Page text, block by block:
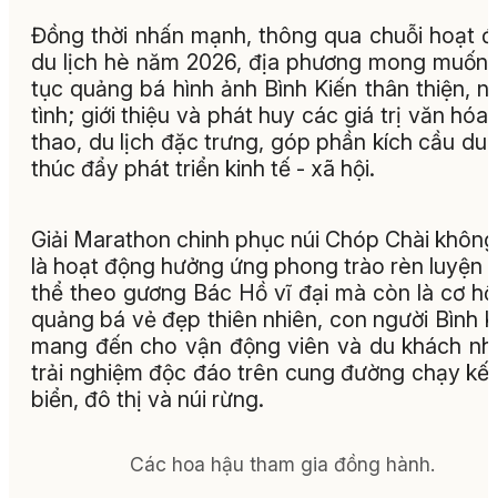
Đồng thời nhấn mạnh, thông qua chuỗi hoạt
du lịch hè năm 2026, địa phương mong muốn
tục quảng bá hình ảnh Bình Kiến thân thiện,
tình; giới thiệu và phát huy các giá trị văn
thao, du lịch đặc trưng, góp phần kích cầu du
thúc đẩy phát triển kinh tế - xã hội.
Giải Marathon chinh phục núi Chóp Chài
là hoạt động hưởng ứng phong trào rèn luyện
thể theo gương Bác Hồ vĩ đại mà còn là cơ
quảng bá vẻ đẹp thiên nhiên, con người Bình
mang đến cho vận động viên và du khách
trải nghiệm độc đáo trên cung đường chạy
biển, đô thị và núi rừng.
Các hoa hậu tham gia đồng hành.